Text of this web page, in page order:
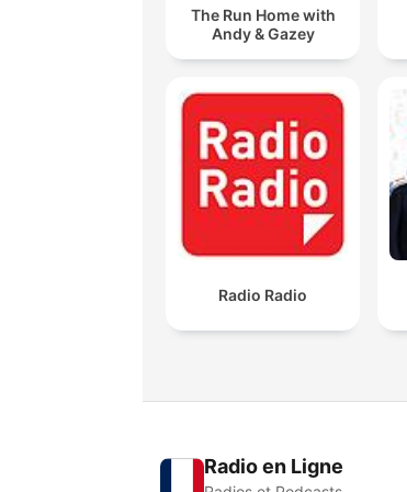
The Run Home with
Andy & Gazey
Radio Radio
Radio en Ligne